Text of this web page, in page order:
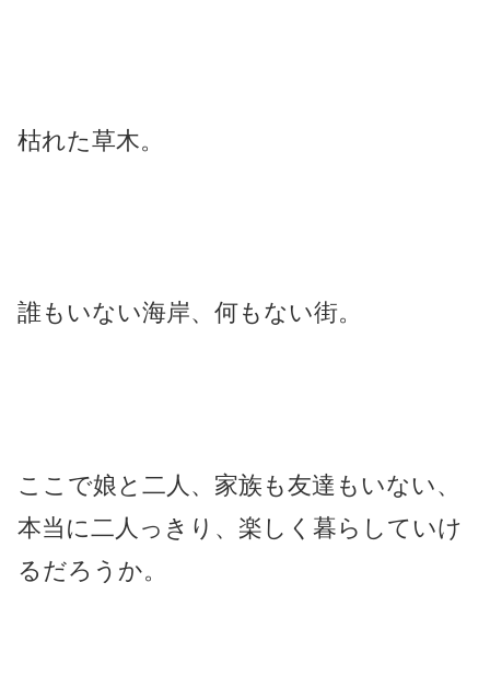
枯れた草木。
誰もいない海岸、何もない街。
ここで娘と二人、家族も友達もいない、
本当に二人っきり、楽しく暮らしていけ
るだろうか。